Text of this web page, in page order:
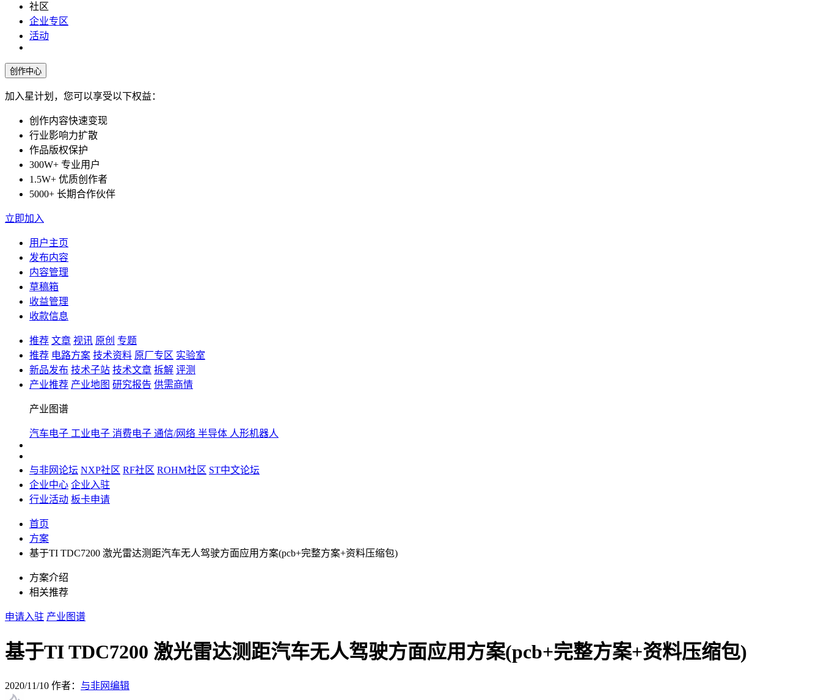
社区
企业专区
活动
创作中心
加入星计划，您可以享受以下权益：
创作内容快速变现
行业影响力扩散
作品版权保护
300W+ 专业用户
1.5W+ 优质创作者
5000+ 长期合作伙伴
立即加入
用户主页
发布内容
内容管理
草稿箱
收益管理
收款信息
推荐 文章 视讯 原创 专题
推荐 电路方案 技术资料 原厂专区 实验室
新品发布 技术子站 技术文章 拆解 评测
产业推荐 产业地图 研究报告 供需商情
产业图谱
汽车电子 工业电子 消费电子 通信/网络 半导体 人形机器人
与非网论坛 NXP社区 RF社区 ROHM社区 ST中文论坛
企业中心 企业入驻
行业活动 板卡申请
首页
方案
基于TI TDC7200 激光雷达测距汽车无人驾驶方面应用方案(pcb+完整方案+资料压缩包)
方案介绍
相关推荐
申请入驻 产业图谱
基于TI TDC7200 激光雷达测距汽车无人驾驶方面应用方案(pcb+完整方案+资料压缩包)
2020/11/10 作者： 与非网编辑